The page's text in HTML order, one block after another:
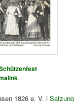
.
1826 e. V. | Satzung